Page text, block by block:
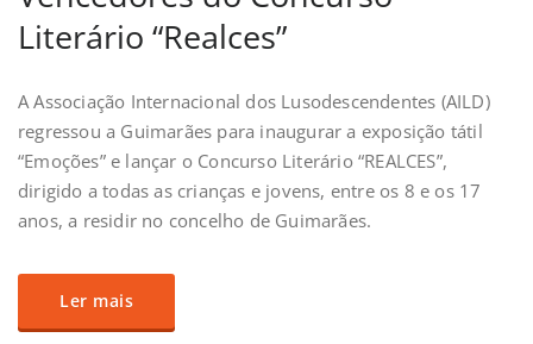
Literário “Realces”
A Associação Internacional dos Lusodescendentes (AILD)
regressou a Guimarães para inaugurar a exposição tátil
“Emoções” e lançar o Concurso Literário “REALCES”,
dirigido a todas as crianças e jovens, entre os 8 e os 17
anos, a residir no concelho de Guimarães.
Ler mais